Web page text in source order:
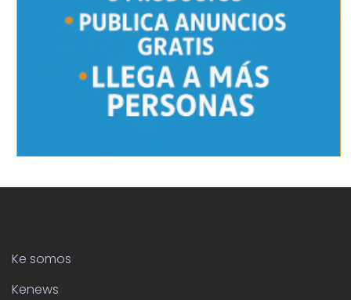
Ke somos
Kenews